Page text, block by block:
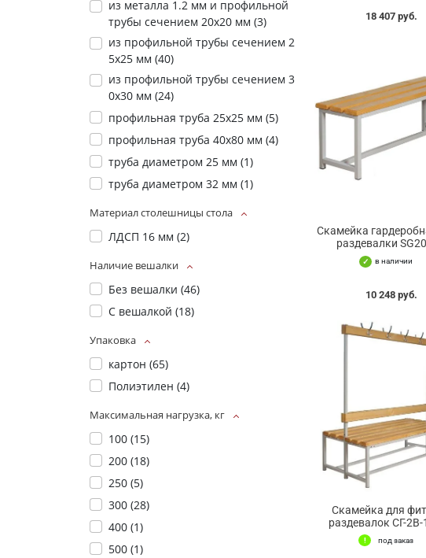
из металла 1.2 мм и профильной
трубы сечением 20х20 мм (3)
из профильной трубы сечением 2
5х25 мм (40)
из профильной трубы сечением 3
0х30 мм (24)
профильная труба 25х25 мм (5)
профильная труба 40х80 мм (4)
труба диаметром 25 мм (1)
труба диаметром 32 мм (1)
Материал столешницы стола
ЛДСП 16 мм (2)
Наличие вешалки
Без вешалки (46)
С вешалкой (18)
Упаковка
картон (65)
Полиэтилен (4)
Максимальная нагрузка, кг
100 (15)
200 (18)
250 (5)
300 (28)
400 (1)
500 (1)
18 407 руб.
Скамейка
раздевалки
в наличии
10 248 руб.
Скамейка для
раздевалок СГ-2В-
под заказ